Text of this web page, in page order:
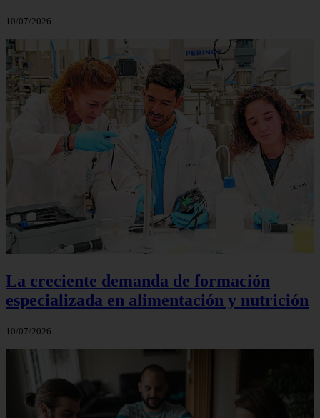
10/07/2026
La creciente demanda de formación
especializada en alimentación y nutrición
10/07/2026